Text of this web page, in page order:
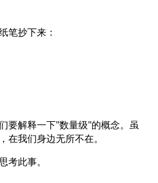
笔抄下来：
要解释一下"数量级"的概念。虽
在我们身边无所不在。
考此事。